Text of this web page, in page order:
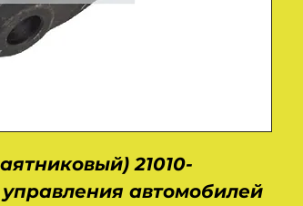
21010-
автомобилей